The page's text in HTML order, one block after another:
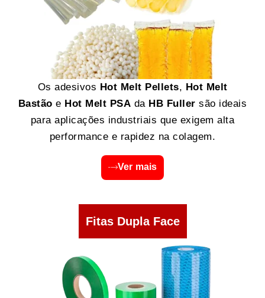
Os adesivos Hot Melt Pellets, Hot Melt
Bastão e Hot Melt PSA da HB Fuller são ideais
para aplicações industriais que exigem alta
performance e rapidez na colagem.
Ver mais
Fitas Dupla Face